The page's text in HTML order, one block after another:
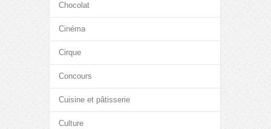
Chocolat
Cinéma
Cirque
Concours
Cuisine et pâtisserie
Culture